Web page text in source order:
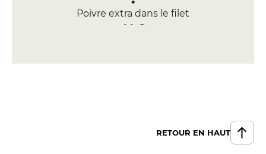
Poivre extra dans le filet
44 €
RETOUR EN HAUT